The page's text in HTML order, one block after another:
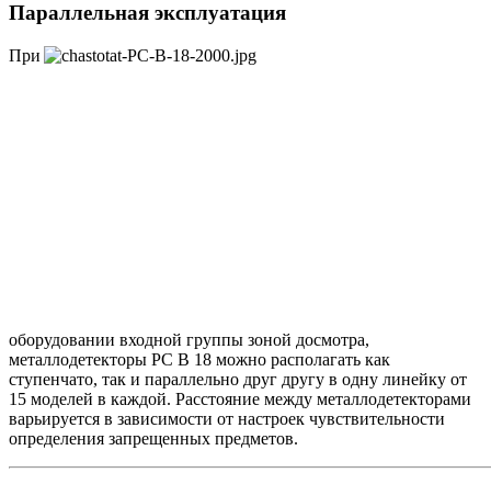
Параллельная эксплуатация
При
оборудовании входной группы зоной досмотра,
металлодетекторы РС В 18 можно располагать как
ступенчато, так и параллельно друг другу в одну линейку от
15 моделей в каждой. Расстояние между металлодетекторами
варьируется в зависимости от настроек чувствительности
определения запрещенных предметов.